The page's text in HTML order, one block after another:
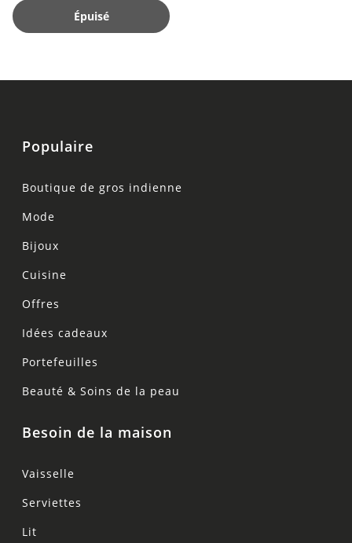
Épuisé
Populaire
Boutique de gros indienne
Mode
Bijoux
Cuisine
Offres
Idées cadeaux
Portefeuilles
Beauté & Soins de la peau
Besoin de la maison
Vaisselle
Serviettes
Lit